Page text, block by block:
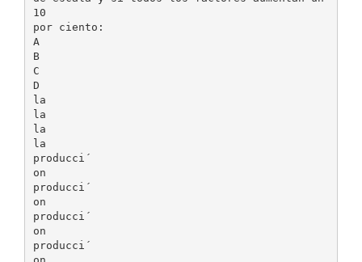
10
por ciento:
A
B
C
D
la
la
la
la
producci´
on
producci´
on
producci´
on
producci´
on